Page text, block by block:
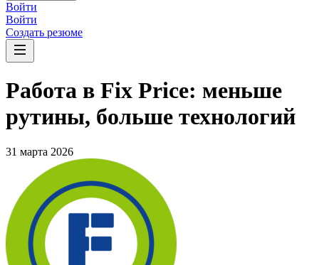
Войти
Войти
Создать резюме
Работа в Fix Price: меньше
рутины, больше технологий
31 марта 2026